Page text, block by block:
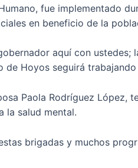
fue implementado
en beneficio de la
aquí con
de Hoyos seguirá
Paola Rodríguez
la salud mental.
brigadas y muchos